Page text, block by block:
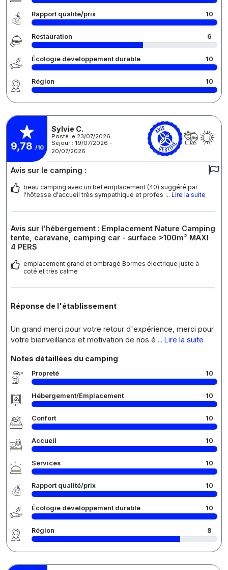
Rapport qualité/prix 10
Restauration 6
Écologie développement durable 10
Région 10
9,78 /10
Sylvie C.
Posté le 23/07/2026
Séjour : 19/07/2026 -
20/07/2026
Avis sur le camping :
beau camping avec un bel emplacement (40) suggéré par
l'hôtesse d'accueil très sympathique et profes ... Lire la suite
Avis sur l'hébergement : Emplacement Nature Camping
tente, caravane, camping car - surface >100m² MAXI
4 PERS
emplacement grand et ombragé Bormes électrique juste à
coté et très calme
Réponse de l'établissement
Un grand merci pour votre retour d'expérience, merci pour
votre bienveillance et motivation de nos é ... Lire la suite
Notes détaillées du camping
Propreté 10
Hébergement/Emplacement 10
Confort 10
Accueil 10
Services 10
Rapport qualité/prix 10
Écologie développement durable 10
Région 8